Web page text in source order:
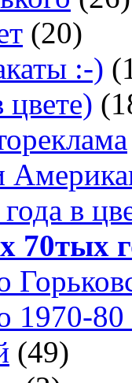
(20)
:-)
в
70тых
1970-80
(49)